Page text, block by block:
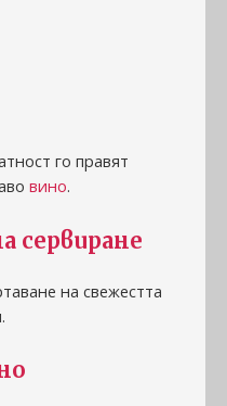
го правят
вино.
сервиране
на свежестта